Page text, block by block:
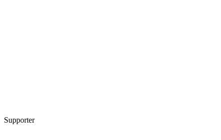
Supporter